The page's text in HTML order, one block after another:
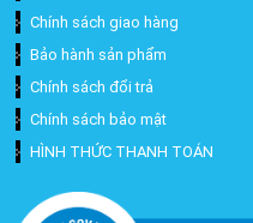
Chính sách giao hàng
Bảo hành sản phẩm
Chính sách đổi trả
Chính sách bảo mật
HÌNH THỨC THANH TOÁN